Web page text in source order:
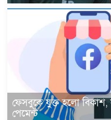
ফেসবুকে যুক্ত হলো
পেমেন্ট